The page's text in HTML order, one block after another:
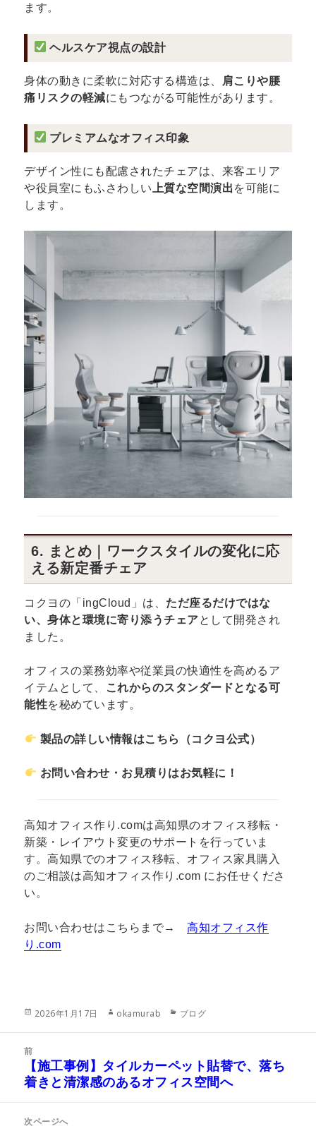
ます。
ヘルスケア視点の設計
身体の動きに柔軟に対応する構造は、
肩こりや腰
痛リスクの軽減にもつながる可能性があります。
プレミアムなオフィス印象
デザイン性にも配慮されたチェアは、来客エリア
や役員室にもふさわしい
上質な空間演出 を可能に
します。
6. まとめ｜ワークスタイルの変化に応
える新定番チェア
コクヨの「ingCloud」は、 ただ座るだけではな
い、身体と環境に寄り添うチェアとして開発され
ました。
オフィスの業務効率や従業員の快適性を高めるア
イテムとして、
これからのスタンダードとなる可
能性を秘めています。
製品の詳しい情報はこちら（コクヨ公式）
お問い合わせ・お見積りはお気軽に！
高知オフィス作り.comは高知県のオフィス移転・
新築・レイアウト変更のサポートを行っていま
す。高知県でのオフィス移転、オフィス家具購入
のご相談は高知オフィス作り.com にお任せくださ
い。
お問い合わせはこちらまで→高知オフィス作
り .com
投
2026年1月17日
作
okamurab
カ
ー
ブログ
前
前
の
稿:
【施工事例】タイルカーペット貼替で、落ち
着きと清潔感のあるオフィス空間へ
次ページへ